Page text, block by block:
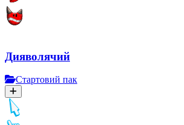
Дияволячий
Стартовий пак